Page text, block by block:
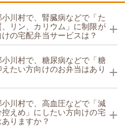
小川村で、腎臓病などで「た
、リン、カリウム」に制限が
の宅配弁当サービスは？
小川村で、糖尿病などで「糖
たい方向けのお弁当はあり
小川村で、高血圧などで「減
えめ」にしたい方向けの宅
りますか？